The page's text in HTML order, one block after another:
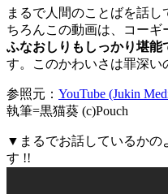
まるで人間のことばを話
ちろんこの動画は、コーギ
ふなおしりもしっかり堪能
す。このかわいさは罪深い
参照元： YouTube (Jukin
執筆=黒猫葵 (c)Pouch
▼まるでお話しているかの
す !!